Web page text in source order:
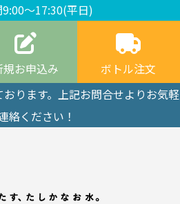
〜17:30(平日)
規お申込み
ボトル注文
おります。上記お問合せよりお気軽
絡ください！